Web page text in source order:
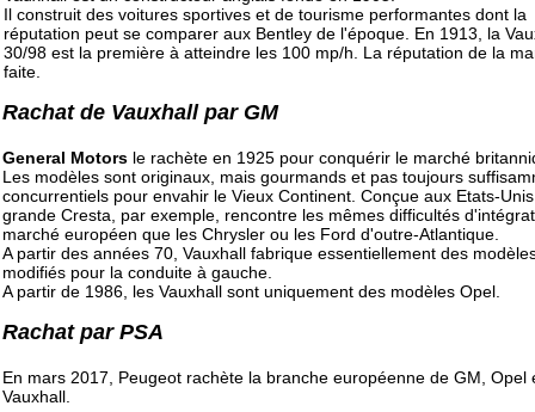
Il construit des voitures sportives et de tourisme performantes dont la
réputation peut se comparer aux Bentley de l'époque. En 1913, la
30/98 est la première à atteindre les 100 mp/h. La réputation de la
faite.
Rachat de Vauxhall par GM
General Motors le rachète en 1925 pour conquérir le marché
Les modèles sont originaux, mais gourmands et pas toujours
concurrentiels pour envahir le Vieux Continent. Conçue aux Etats-
grande Cresta, par exemple, rencontre les mêmes difficultés
marché européen que les Chrysler ou les Ford d'outre-Atlantique.
A partir des années 70, Vauxhall fabrique essentiellement des
modifiés pour la conduite à gauche.
A partir de 1986, les Vauxhall sont uniquement des modèles Opel.
Rachat par PSA
En mars 2017, Peugeot rachète la branche européenne de GM, Opel
Vauxhall.